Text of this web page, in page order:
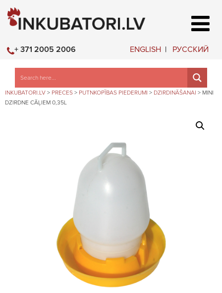
ENGLISH РУССКИЙ
+ 371 2005 2006
INKUBATORI.LV > PRECES > PUTNKOPĪBAS PIEDERUMI > DZIRDINĀŠANAI > MINI
DZIRDNE CĀĻIEM 0,35L